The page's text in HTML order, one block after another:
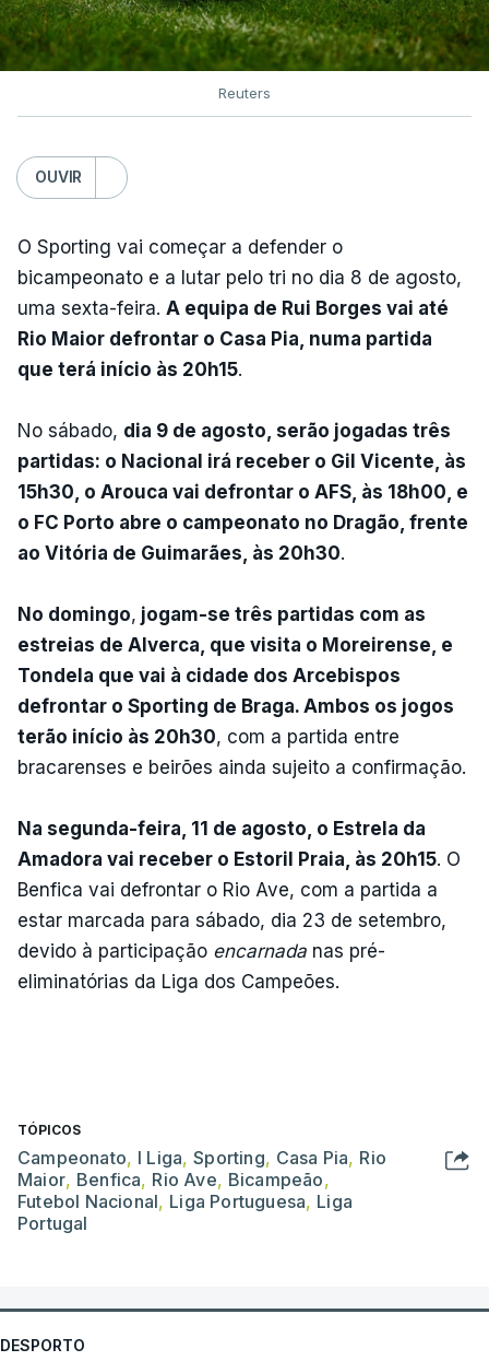
Reuters
OUVIR
O Sporting vai começar a defender o
bicampeonato e a lutar pelo tri no dia 8 de agosto,
uma sexta-feira. A equipa de Rui Borges vai até
Rio Maior defrontar o Casa Pia, numa partida
que terá início às 20h15.
No sábado, dia 9 de agosto, serão jogadas três
partidas: o Nacional irá receber o Gil Vicente, às
15h30, o Arouca vai defrontar o AFS, às 18h00, e
o FC Porto abre o campeonato no Dragão, frente
ao Vitória de Guimarães, às 20h30.
No domingo, jogam-se três partidas com as
estreias de Alverca, que visita o Moreirense, e
Tondela que vai à cidade dos Arcebispos
defrontar o Sporting de Braga. Ambos os jogos
terão início às 20h30, com a partida entre
bracarenses e beirões ainda sujeito a confirmação.
Na segunda-feira, 11 de agosto, o Estrela da
Amadora vai receber o Estoril Praia, às 20h15. O
Benfica vai defrontar o Rio Ave, com a partida a
estar marcada para sábado, dia 23 de setembro,
devido à participação encarnada nas pré-
eliminatórias da Liga dos Campeões.
TÓPICOS
Campeonato, I Liga,Sporting, Casa Pia, Rio
Maior, Benfica, Rio Ave, Bicampeão,
Futebol Nacional, Liga Portuguesa, Liga
Portugal
DESPORTO